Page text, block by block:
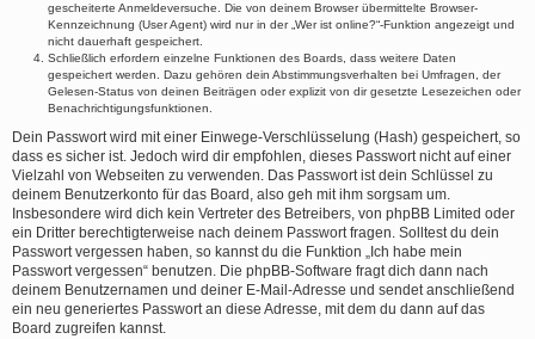
gescheiterte Anmeldeversuche. Die von deinem Browser übermittelte Browser-
Kennzeichnung (User Agent) wird nur in der „Wer ist online?“-Funktion angezeigt und
nicht dauerhaft gespeichert.
Schließlich erfordern einzelne Funktionen des Boards, dass weitere Daten
gespeichert werden. Dazu gehören dein Abstimmungsverhalten bei Umfragen, der
Gelesen-Status von deinen Beiträgen oder explizit von dir gesetzte Lesezeichen oder
Benachrichtigungsfunktionen.
Dein Passwort wird mit einer Einwege-Verschlüsselung (Hash) gespeichert, so
dass es sicher ist. Jedoch wird dir empfohlen, dieses Passwort nicht auf einer
Vielzahl von Webseiten zu verwenden. Das Passwort ist dein Schlüssel zu
deinem Benutzerkonto für das Board, also geh mit ihm sorgsam um.
Insbesondere wird dich kein Vertreter des Betreibers, von phpBB Limited oder
ein Dritter berechtigterweise nach deinem Passwort fragen. Solltest du dein
Passwort vergessen haben, so kannst du die Funktion „Ich habe mein
Passwort vergessen“ benutzen. Die phpBB-Software fragt dich dann nach
deinem Benutzernamen und deiner E-Mail-Adresse und sendet anschließend
ein neu generiertes Passwort an diese Adresse, mit dem du dann auf das
Board zugreifen kannst.